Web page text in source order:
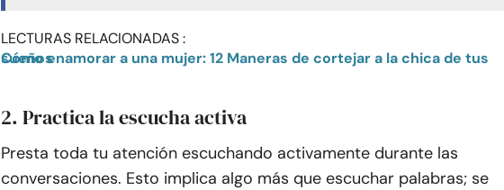
LECTURAS RELACIONADAS :
Cómo enamorar a una mujer: 12 Maneras de cortejar a la chica de tus sueños
2. Practica la escucha activa
Presta toda tu atención escuchando activamente durante las
conversaciones. Esto implica algo más que escuchar palabras; se